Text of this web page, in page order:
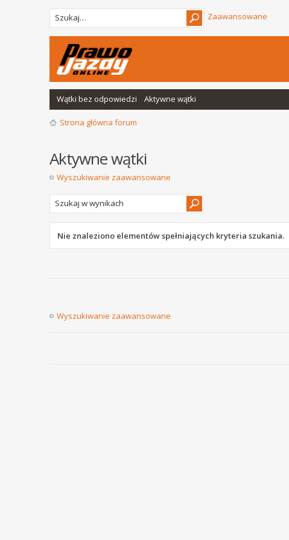
Zaawansowane
Wątki bez odpowiedzi Aktywne wątki
Strona główna forum
Aktywne wątki
Wyszukiwanie zaawansowane
Nie znaleziono elementów spełniających kryteria szukania.
Wyszukiwanie zaawansowane